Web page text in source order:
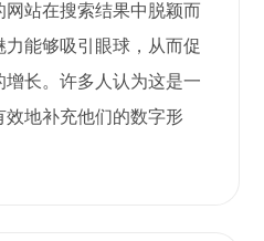
站在搜索结果中脱颖而
能够吸引眼球，从而促
长。许多人认为这是一
地补充他们的数字形